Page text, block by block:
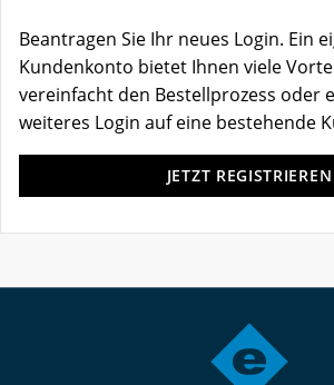
Beantragen Sie Ihr neues Login. Ein
Kundenkonto bietet Ihnen viele
vereinfacht den Bestellprozess oder
weiteres Login auf eine bestehende
JETZT REGISTRIEREN